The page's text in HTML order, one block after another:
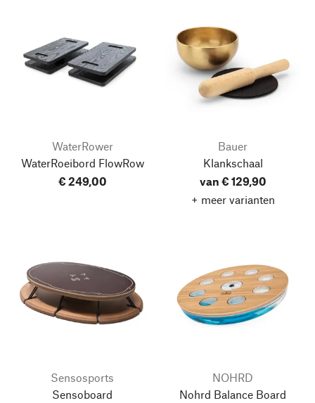
WaterRower
WaterRoeibord FlowRow
€ 249,00
Bauer
Klankschaal
van € 129,90
+ meer varianten
Sensosports
Sensoboard
NOHRD
Nohrd Balance Board